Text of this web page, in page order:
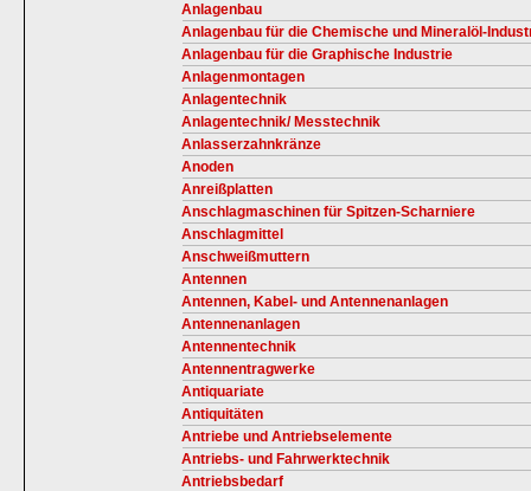
Anlagenbau
Anlagenbau für die Chemische und Mineralöl-
Anlagenbau für die Graphische Industrie
Anlagenmontagen
Anlagentechnik
Anlagentechnik/ Messtechnik
Anlasserzahnkränze
Anoden
Anreißplatten
Anschlagmaschinen für Spitzen-Scharniere
Anschlagmittel
Anschweißmuttern
Antennen
Antennen, Kabel- und Antennenanlagen
Antennenanlagen
Antennentechnik
Antennentragwerke
Antiquariate
Antiquitäten
Antriebe und Antriebselemente
Antriebs- und Fahrwerktechnik
Antriebsbedarf